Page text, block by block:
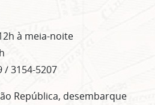
à meia-noite
/ 3154-5207
República, desembarque